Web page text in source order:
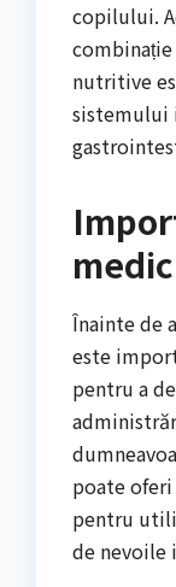
copilului.
nutritive
sistemului
Înainte de
este
pentru a
poate
pentru
de nevoile